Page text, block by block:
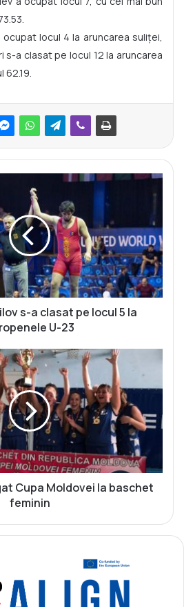
ocupat locul 4 la aruncarea suliței,
s-a clasat pe locul 12 la aruncarea
62.19.
s-a clasat pe locul 5 la
U-23
Cupa Moldovei la baschet
feminin